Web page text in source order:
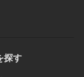
探す